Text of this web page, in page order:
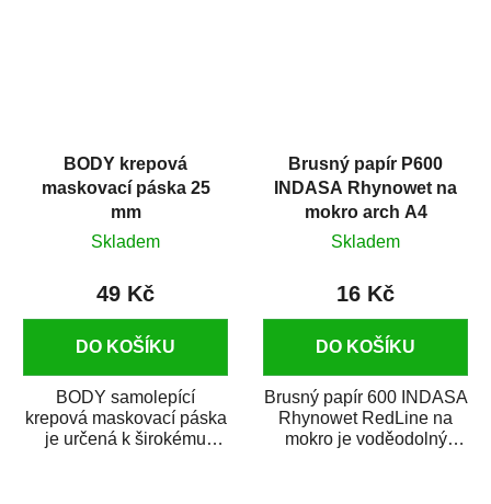
BODY krepová
maskovací páska 25
mm
Skladem
49 Kč
DO KOŠÍKU
BODY samolepící
krepová maskovací páska
je určená k širokému
Brusný papír P600
INDASA Rhynowet na
mokro arch A4
Skladem
16 Kč
DO KOŠÍKU
Brusný papír 600 INDASA
Rhynowet RedLine na
mokro je voděodolný